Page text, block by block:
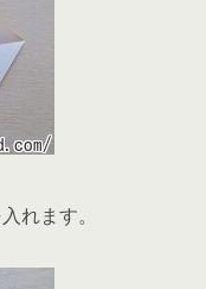
れます。